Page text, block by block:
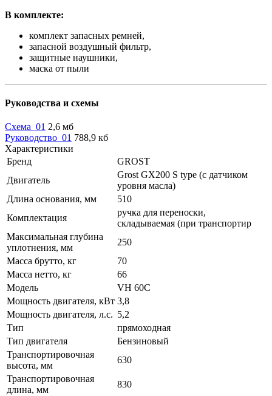
В комплекте:
комплект запасных ремней,
запасной воздушный фильтр,
защитные наушники,
маска от пыли
Руководства и схемы
Схема_01 2,6 мб
Руководство_01 788,9 кб
Характеристики
Бренд
GROST
Двигатель
Grost GX200 S type (с датчиком
уровня масла)
Длина основания, мм
510
Комплектация
ручка для переноски,
складываемая (при транспортир
Максимальная глубина
уплотнения, мм
250
Масса брутто, кг
70
Масса нетто, кг
66
Модель
VH 60C
Мощность двигателя, кВт 3,8
Мощность двигателя, л.с. 5,2
Тип
прямоходная
Тип двигателя
Бензиновый
Транспортировочная
высота, мм
630
Транспортировочная
длина, мм
830